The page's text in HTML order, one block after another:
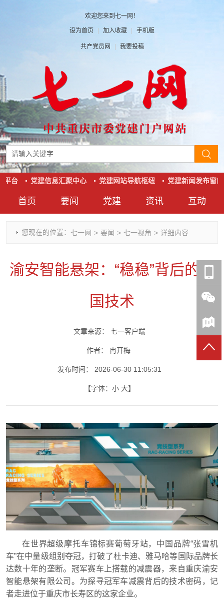
欢迎您来到七一网！
设为首页 | 加入收藏 | 手机版
共产党员网 | 我要投稿
首页 要闻
时政要闻
干部任免
七一视角
党建
党建动态
人才工作
作风建设
资讯
热点关注
党刊好文
党史参阅
互动
红岩评论
七一文学
七一号
台 党建信息汇聚中心 党建网站导航枢纽 党建新闻发布窗口
您现在的位置： 七一网 > 要闻 > 七一视角 > 详细内容
渝安智能悬架：“稳稳”背后的中
国技术
文章来源： 七一客户端
作者： 冉开梅
发布时间： 2026-06-30 11:05:31
【字体： 小 大】
在世界超级摩托车锦标赛葡萄牙站，中国品牌“张雪机
车”在中量级组别夺冠，打破了杜卡迪、雅马哈等国际品牌长
达数十年的垄断。冠军赛车上搭载的减震器，来自重庆渝安
智能悬架有限公司。为探寻冠军车减震背后的技术密码，记
者走进位于重庆市长寿区的这家企业。